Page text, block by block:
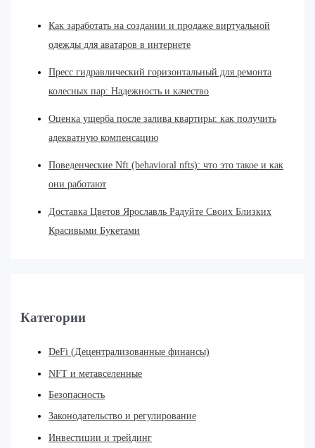
Как заработать на создании и продаже виртуальной
одежды для аватаров в интернете
Пресс гидравлический горизонтальный для ремонта
колесных пар: Надежность и качество
Оценка ущерба после залива квартиры: как получить
адекватную компенсацию
Поведенческие Nft (behavioral nfts): что это такое и как
они работают
Доставка Цветов Ярославль Радуйте Своих Близких
Красивыми Букетами
Категории
DeFi (Децентрализованные финансы)
NFT и метавселенные
Безопасность
Законодательство и регулирование
Инвестиции и трейдинг